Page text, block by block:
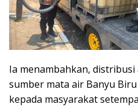
Ia menambahkan,
sumber mata air Banyu
kepada masyarakat